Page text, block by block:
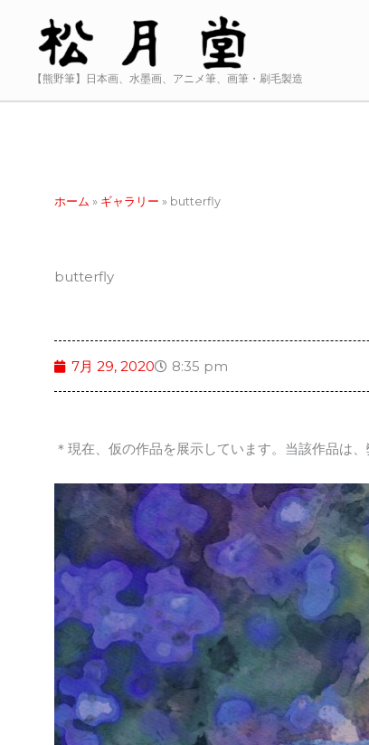
キ
【熊野筆】日本画、水墨画、アニメ筆、画筆・刷毛製造
ホーム » ギャラリー » butterfly
butterfly
7月 29, 2020 8:35 pm
＊現在、仮の作品を展示しています。当該作品は